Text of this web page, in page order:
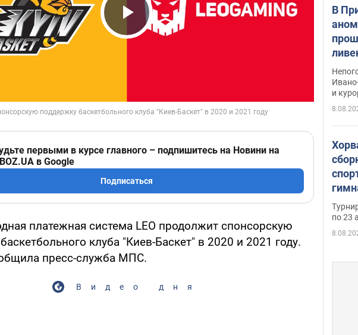
Play Video
первыми в курсе главного – подпишитесь на Новини на
в Google
Подписаться
платежная система LEO продолжит спонсорскую
клуба "Киев-Баскет" в 2020 и 2021 году.
пресс-служба МПС.
Видео дня
В
и
на
по 23